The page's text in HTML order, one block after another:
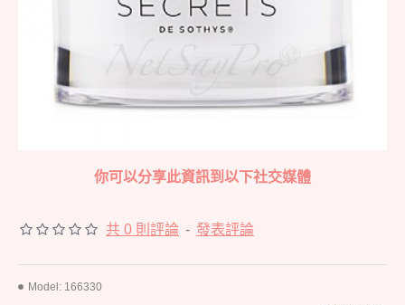
你可以分享此資訊到以下社交媒體
共 0 則評論 - 發表評論
Model: 166330